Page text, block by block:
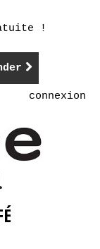
!
connexion